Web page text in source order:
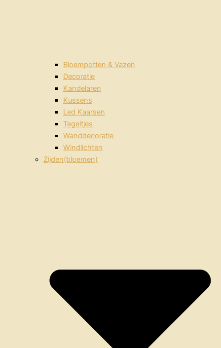
Bloempotten & Vazen
Decoratie
Kandelaren
Kussens
Led Kaarsen
Tegeltjes
Wanddecoratie
Windlichten
Zijden(bloemen)